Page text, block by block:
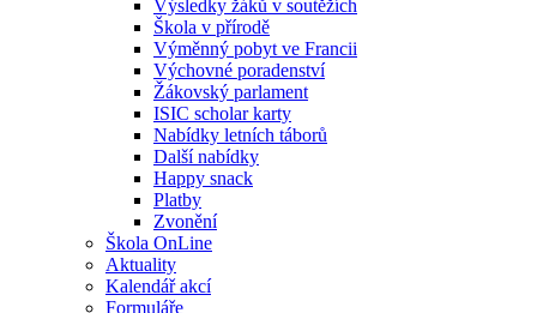
Výsledky žáků v soutěžích
Škola v přírodě
Výměnný pobyt ve Francii
Výchovné poradenství
Žákovský parlament
ISIC scholar karty
Nabídky letních táborů
Další nabídky
Happy snack
Platby
Zvonění
Škola OnLine
Aktuality
Kalendář akcí
Formuláře